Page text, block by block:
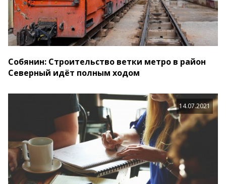
Собянин: Строительство ветки метро в район
Северный идёт полным ходом
14.07.2021